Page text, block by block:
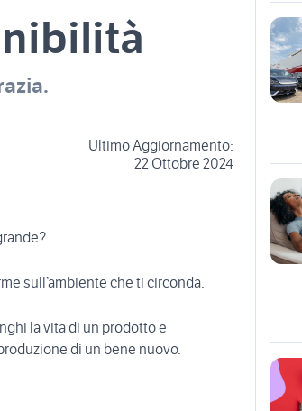
Ultimo Aggiornamento:
22 Ottobre 2024
sull’ambiente che ti circonda.
la vita di un prodotto e
di un bene nuovo.